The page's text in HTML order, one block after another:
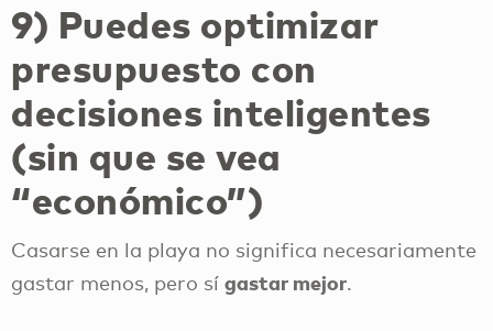
9) Puedes optimizar
presupuesto con
decisiones inteligentes
(sin que se vea
“económico”)
Casarse en la playa no significa necesariamente
gastar menos, pero sí gastar mejor.